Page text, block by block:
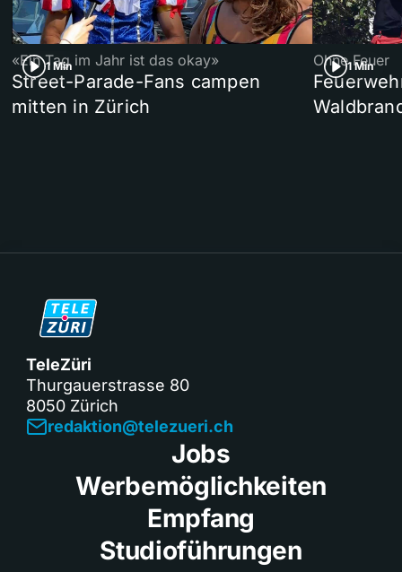
1 Min
«Ein Tag im Jahr ist das okay»
Street-Parade-Fans campen
mitten in Zürich
1 Min
Ohne Feuer
TeleZüri
Thurgauerstrasse 80
8050 Zürich
redaktion@telezueri.ch
Jobs
Werbemöglichkeiten
Empfang
Studioführungen